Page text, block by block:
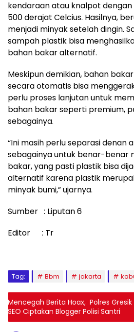
kendaraan atau knalpot dengan
500 derajat Celcius. Hasilnya,
menjadi minyak setelah dingin.
sampah plastik bisa
bahan bakar alternatif.
Meskipun demikian, bahan
secara otomatis bisa
perlu proses lanjutan untuk
bahan bakar seperti premium,
sebagainya.
“Ini masih perlu separasi denan
sebagainya untuk benar-benar
bakar, yang pasti plastik bisa
alternatif karena plastik
minyak bumi,” ujarnya.
Sumber : Liputan 6
Editor : Tr
Tag: Bbm jakarta
Mencegah Berita Hoax, Polres
SEO Ciptakan Blogger Polisi Santri